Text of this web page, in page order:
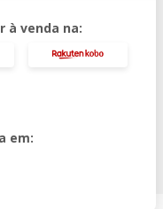
à venda na:
em: